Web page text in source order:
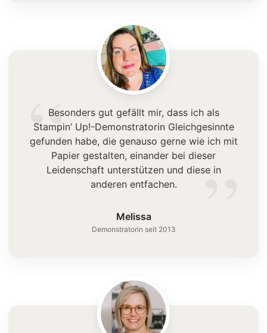
“
”
Besonders gut gefällt mir, dass ich als
Stampin’ Up!-Demonstratorin Gleichgesinnte
gefunden habe, die genauso gerne wie ich mit
Papier gestalten, einander bei dieser
Leidenschaft unterstützen und diese in
anderen entfachen.
Melissa
Demonstratorin seit 2013